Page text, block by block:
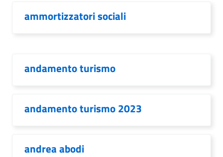
ammortizzatori sociali
andamento turismo
andamento turismo 2023
andrea abodi